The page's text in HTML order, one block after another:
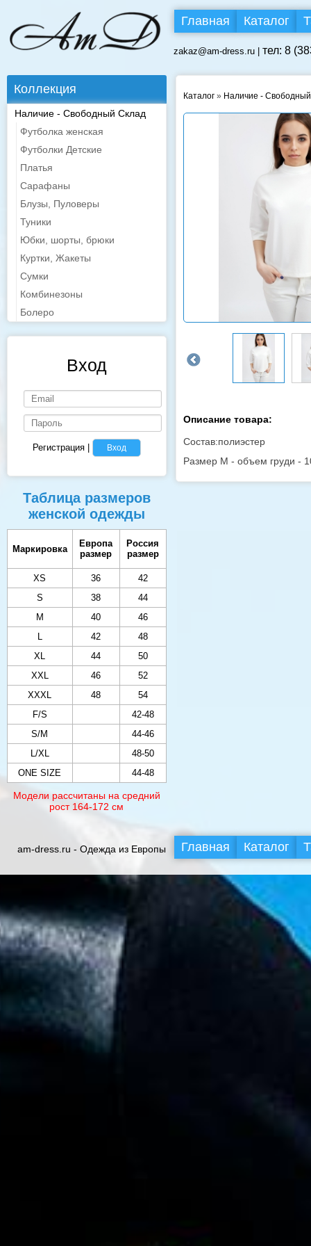
Главная Каталог
zakaz@am-dress.ru | тел: 8
Коллекция
Наличие - Свободный Склад
Футболка женская
Футболки Детские
Платья
Сарафаны
Блузы, Пуловеры
Туники
Юбки, шорты, брюки
Куртки, Жакеты
Сумки
Комбинезоны
Болеро
Вход
Регистрация Вход
Таблица размеров
женской одежды
Маркировка
Европа
размер
Россия
размер
XS 36
42
S
38
44
M
40
46
L
42
48
XL
44
50
XXL
46
52
XXXL
48
54
F/S
42-48
S/M
44-46
L/XL
48-50
ONE SIZE
44-48
Модели рассчитаны на средний
рост 164-172 см
Каталог » Наличие -
Описание товара:
Состав:полиэстер
Размер M - объем груди -
am-dress.ru - Одежда из Европы Главная Каталог